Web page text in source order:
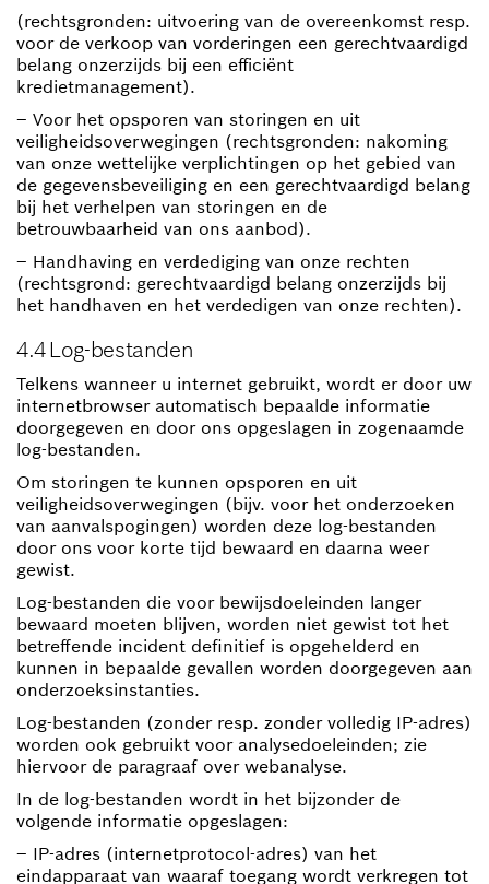
(rechtsgronden: uitvoering van de overeenkomst resp.
voor de verkoop van vorderingen een gerechtvaardigd
belang onzerzijds bij een efficiënt
kredietmanagement).
– Voor het opsporen van storingen en uit
veiligheidsoverwegingen (rechtsgronden: nakoming
van onze wettelijke verplichtingen op het gebied van
de gegevensbeveiliging en een gerechtvaardigd belang
bij het verhelpen van storingen en de
betrouwbaarheid van ons aanbod).
– Handhaving en verdediging van onze rechten
(rechtsgrond: gerechtvaardigd belang onzerzijds bij
het handhaven en het verdedigen van onze rechten).
4.4 Log-bestanden
Telkens wanneer u internet gebruikt, wordt er door uw
internetbrowser automatisch bepaalde informatie
doorgegeven en door ons opgeslagen in zogenaamde
log-bestanden.
Om storingen te kunnen opsporen en uit
veiligheidsoverwegingen (bijv. voor het onderzoeken
van aanvalspogingen) worden deze log-bestanden
door ons voor korte tijd bewaard en daarna weer
gewist.
Log-bestanden die voor bewijsdoeleinden langer
bewaard moeten blijven, worden niet gewist tot het
betreffende incident definitief is opgehelderd en
kunnen in bepaalde gevallen worden doorgegeven aan
onderzoeksinstanties.
Log-bestanden (zonder resp. zonder volledig IP-adres)
worden ook gebruikt voor analysedoeleinden; zie
hiervoor de paragraaf over webanalyse.
In de log-bestanden wordt in het bijzonder de
volgende informatie opgeslagen:
– IP-adres (internetprotocol-adres) van het
eindapparaat van waaraf toegang wordt verkregen tot